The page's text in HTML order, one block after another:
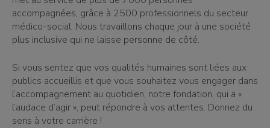
accompagnées, grâce à 2500 professionnels du secteur
médico-social. Nous travaillons chaque jour à une société
plus inclusive qui ne laisse personne de côté.
Si vous sentez que vos qualités humaines sont liées aux
publics accueillis et que vous souhaitez vous engager dans
l’accompagnement au quotidien, notre fondation, qui a «
l’audace d’agir », peut répondre à vos attentes. Donnez du
sens à votre carrière !